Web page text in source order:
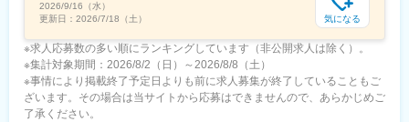
2026/9/16（水）
更新日： 2026/7/18（土） 気になる
※求人応募数の多い順にランキングしています（非公開求人は除く）。
※集計対象期間：2026/8/2（日）～2026/8/8（土）
※事情により掲載終了予定日よりも前に求人募集が終了していることもご
ざいます。その場合は当サイトから応募はできませんので、あらかじめご
了承ください。